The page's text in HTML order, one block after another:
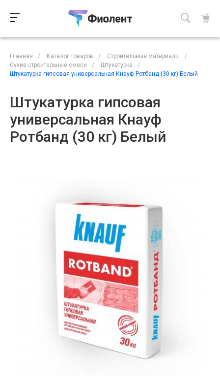
Главная / Каталог товаров / Строительные материалы
/
Сухие строительные смеси
/ Штукатурка
/
Штукатурка гипсовая универсальная Кнауф Ротбанд (30 кг) Белый
Штукатурка гипсовая
универсальная Кнауф
Ротбанд (30 кг) Белый